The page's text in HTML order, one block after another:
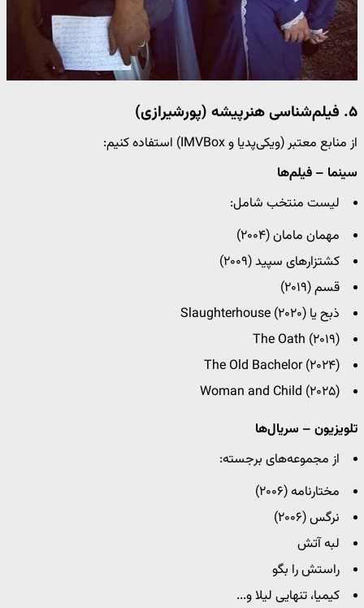
۵. فیلم‌شناسی هنرپیشه (پورشیرازی)
از منابع معتبر (ویکی‌پدیا و IMVBox) استفاده کنیم:
سینما – فیلم‌ها
لیست منتخب شامل:
مهمان مامان (۲۰۰۴)
کشتزارهای سپید (۲۰۰۹)
قسم (۲۰۱۹)
ذبح یا Slaughterhouse (۲۰۲۰)
The Oath (۲۰۱۹)
The Old Bachelor (۲۰۲۴)
Woman and Child (۲۰۲۵)
تلویزیون – سریال‌ها
از مجموعه‌های برجسته:
مختارنامه (۲۰۰۶)
نرگس (۲۰۰۶)
لبه آتش
راستش را بگو
کیمیا، تنهایی لیلا و...